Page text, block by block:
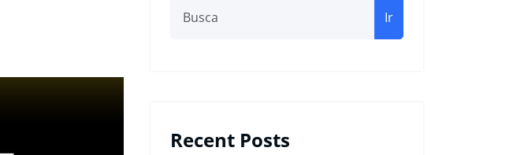
Ir
Recent Posts